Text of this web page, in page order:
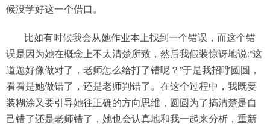
候没学好这一个借口。
比如有时候我会从她作业本上找到一个错误，而这个错
误是因为她在概念上不太清楚所致，然后我假装惊讶地说:“这
道题好像做对了，老师怎么给打了错呢？”于是我招呼圆圆，
看看是她做错了，还是老师判错了。在这个过程中，我既要
装糊涂又要引导她往正确的方向思维，圆圆为了搞清楚是自
己错了还是老师错了，她也会认真地和我一起来分析，重新